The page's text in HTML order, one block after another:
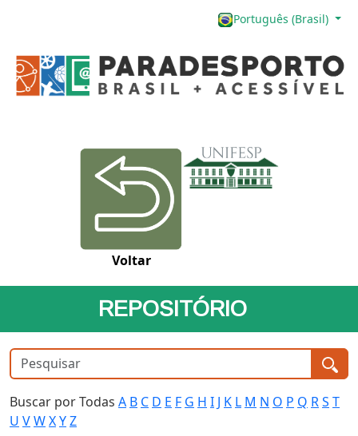
Português (Brasil)
Voltar
REPOSITÓRIO
Buscar por Todas A B C D E F G H I J K L M N O P Q RS T
U VWXYZ